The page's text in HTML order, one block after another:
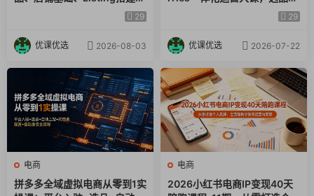
FBA备货、后台操作到站内广29
优课优选 2026-08-03
告仓储售后全覆盖，搭建稳定
29
优课优选 2026-07-22
电商
拼多多全域虚拟电商从零到1实
电商
2026小红书电商IP变现40天